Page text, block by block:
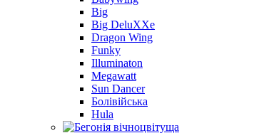
Big
Big DeluXXe
Dragon Wing
Funky
Illuminaton
Megawatt
Sun Dancer
Болівійська
Hula